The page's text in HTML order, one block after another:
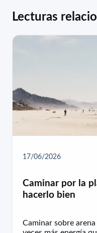
Lecturas
17/06/2026
Caminar por la
hacerlo bien
Caminar sobre